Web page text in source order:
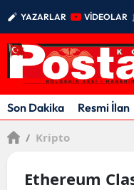
YAZARLAR VİDEOLAR
Son Dakika Resmi İlan
/ Kripto
Ethereum